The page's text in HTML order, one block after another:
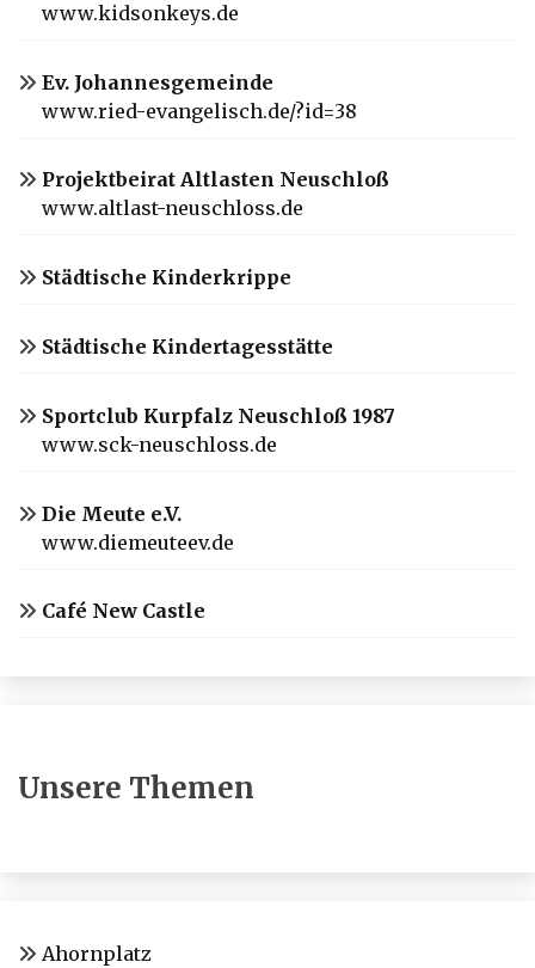
www.kidsonkeys.de
Ev. Johannesgemeinde
www.ried-evangelisch.de/?id=38
Projektbeirat Altlasten Neuschloß
www.altlast-neuschloss.de
Städtische Kinderkrippe
Städtische Kindertagesstätte
Sportclub Kurpfalz Neuschloß 1987
www.sck-neuschloss.de
Die Meute e.V.
www.diemeuteev.de
Café New Castle
Unsere Themen
Ahornplatz